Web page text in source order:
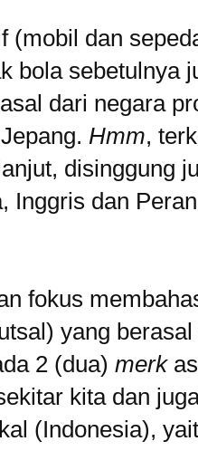
(mobil dan
bola sebetulnya
dari negara
Hmm,
disinggung
Inggris dan
fokus
yang
2 (dua) merk
kita dan
(Indonesia),